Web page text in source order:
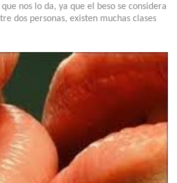
nos lo da, ya que el beso se considera
dos personas, existen muchas clases